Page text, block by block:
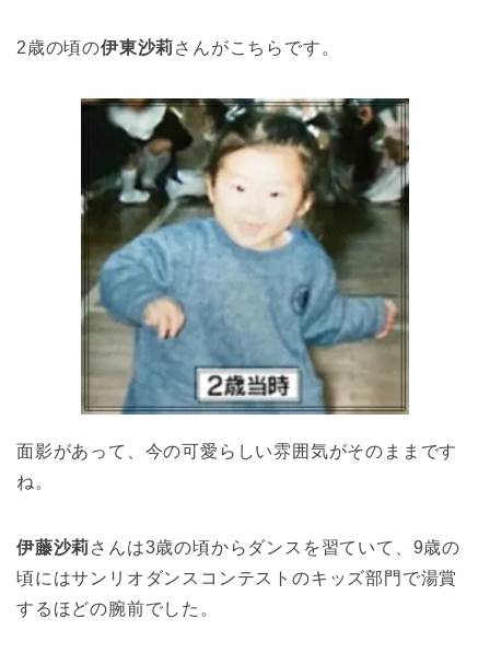
2歳の頃の伊東沙莉さんがこちらです。
面影があって、今の可愛らしい雰囲気がそのままです
ね。
伊藤沙莉さんは3歳の頃からダンスを習ていて、9歳の
頃にはサンリオダンスコンテストのキッズ部門で湯賞
するほどの腕前でした。